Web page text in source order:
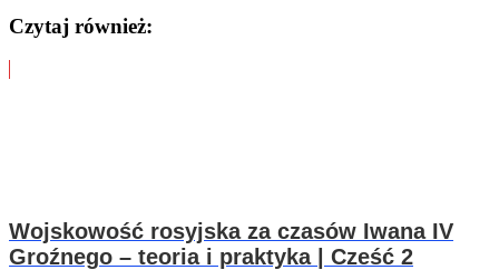
Czytaj również:
Wojskowość rosyjska za czasów Iwana IV
Groźnego – teoria i praktyka | Cześć 2